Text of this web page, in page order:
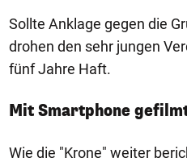
Sollte Anklage gegen die
drohen den sehr jungen
fünf Jahre Haft.
Mit Smartphone
Wie die "Krone" weiter